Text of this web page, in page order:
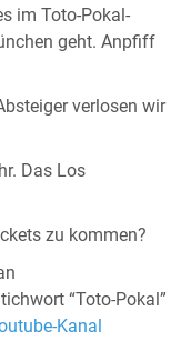
im Toto-Pokal-
geht. Anpfiff
verlosen wir
Das Los
zu kommen?
“Toto-Pokal”
Kanal